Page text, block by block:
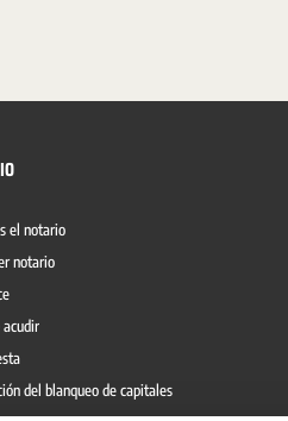
el notario
notario
acudir
del blanqueo de capitales